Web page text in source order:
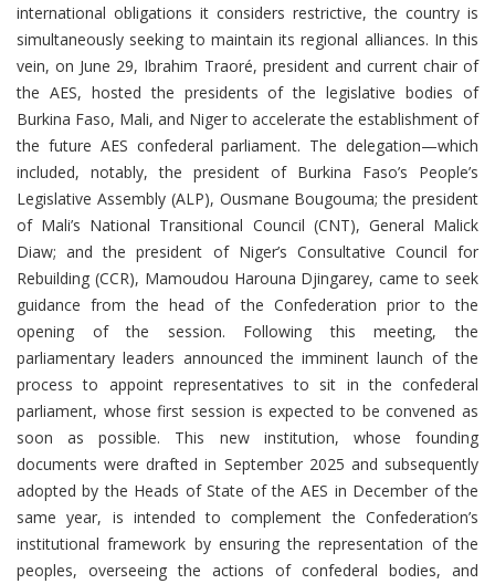
international obligations it considers restrictive, the country is
simultaneously seeking to maintain its regional alliances. In this
vein, on June 29, Ibrahim Traoré, president and current chair of
the AES, hosted the presidents of the legislative bodies of
Burkina Faso, Mali, and Niger to accelerate the establishment of
the future AES confederal parliament. The delegation—which
included, notably, the president of Burkina Faso’s People’s
Legislative Assembly (ALP), Ousmane Bougouma; the president
of Mali’s National Transitional Council (CNT), General Malick
Diaw; and the president of Niger’s Consultative Council for
Rebuilding (CCR), Mamoudou Harouna Djingarey, came to seek
guidance from the head of the Confederation prior to the
opening of the session. Following this meeting, the
parliamentary leaders announced the imminent launch of the
process to appoint representatives to sit in the confederal
parliament, whose first session is expected to be convened as
soon as possible. This new institution, whose founding
documents were drafted in September 2025 and subsequently
adopted by the Heads of State of the AES in December of the
same year, is intended to complement the Confederation’s
institutional framework by ensuring the representation of the
peoples, overseeing the actions of confederal bodies, and